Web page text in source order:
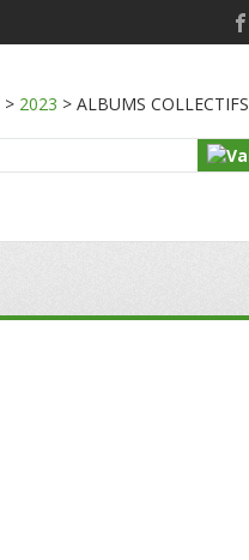
> 2023 > ALBUMS COLLECTIFS